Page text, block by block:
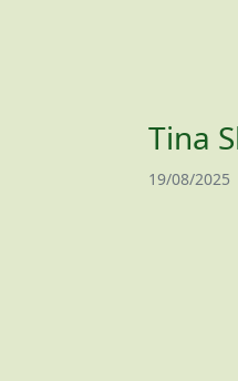
Tina
19/08/2025